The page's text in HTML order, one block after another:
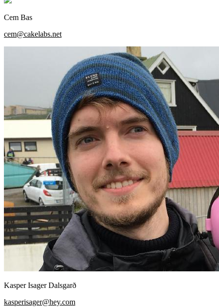
Cem Bas
cem@cakelabs.net
Kasper Isager Dalsgarð
kasperisager@hey.com